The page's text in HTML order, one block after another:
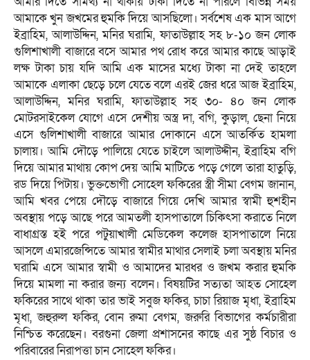
আমাকে খুন জখমের হুমকি দিয়ে আসছিলো। সর্বশেষ এক মাস আগে
ইব্রাহিম, আলাউদ্দিন, মনির ঘরামি, ফাতাউল্লাহ সহ ৮-১০ জন লোক
গুলিশাখালী বাজারে বসে আমার পথ রোধ করে আমার কাছে আড়াই
লক্ষ টাকা চায় যদি আমি এক মাসের মধ্যে টাকা না দেই তাহলে
আমাকে এলাকা ছেড়ে চলে যেতে বলে এরই জের ধরে আজ ইব্রাহিম,
আলাউদ্দিন, মনির ঘরামি, ফাতাউল্লাহ সহ ৩০- ৪০ জন লোক
মোটরসাইকেল যোগে এসে দেশীয় অস্ত্র দা, বগি, কুড়াল, ছেনা নিয়ে
এসে গুলিশাখালী বাজারে আমার দোকানে এসে আতর্কিত হামলা
চালায়। আমি দৌড়ে পালিয়ে যেতে চাইলে আলাউদ্দীন, ইব্রাহিম বগি
দিয়ে আমার মাথায় কোপ দেয় আমি মাটিতে পড়ে গেলে তারা হাতুড়ি,
রড দিয়ে পিটায়। ভুক্তভোগী সোহেল ফকিরের স্ত্রী সীমা বেগম জানান,
আমি খবর পেয়ে দৌড়ে বাজারে গিয়ে দেখি আমার স্বামী হুশহীন
অবস্থায় পড়ে আছে পরে আমতলী হাসপাতালে চিকিৎসা করাতে নিলে
বাধাগ্রস্ত হই পরে পটুয়াখালী মেডিকেল কলেজ হাসপাতালে নিয়ে
আসলে এমারজেন্সিতে আমার স্বামীর মাথার সেলাই চলা অবস্থায় মনির
ঘরামি এসে আমার স্বামী ও আমাদের মারধর ও জখম করার হুমকি
দিয়ে মামলা না করার জন্য বলেন। বিষয়টির সত্যতা আহত সোহেল
ফকিরের সাথে থাকা তার ভাই সবুজ ফকির, চাচা রিয়াজ মৃধা, ইব্রাহিম
মৃধা, জহুরুল ফকির, বোন রুমা বেগম, জরুরি বিভাগের কর্মচারীরা
নিশ্চিত করেছেন। বরগুনা জেলা প্রশাসনের কাছে এর সুষ্ঠ বিচার ও
পরিবারের নিরাপত্তা চান সোহেল ফকির।